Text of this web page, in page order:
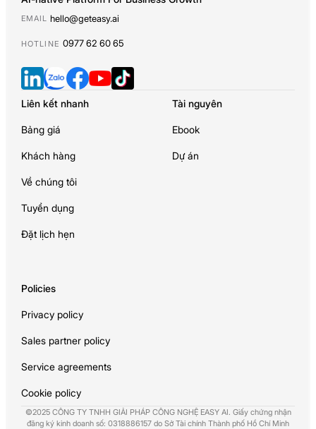
EMAIL hello@geteasy.ai
HOTLINE 0977 62 60 65
Liên kết nhanh
Bảng giá
Khách hàng
Về chúng tôi
Tuyển dụng
Đặt lịch hẹn
Tài nguyên
Ebook
Dự án
Policies
Privacy policy
Sales partner policy
Service agreements
Cookie policy
©2025 CÔNG TY TNHH GIẢI PHÁP CÔNG NGHỆ EASY AI. Giấy chứng nhận
đăng ký kinh doanh số: 0318886157 do Sở Tài chính Thành phố Hồ Chí Minh